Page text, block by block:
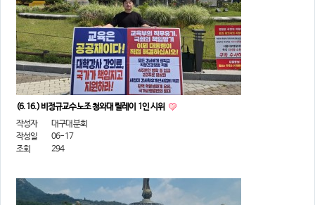
(6.16.) 비정규교수노조 청와대 릴레이 1인 시위
작성자
대구대분회
작성일
06-17
조회
294